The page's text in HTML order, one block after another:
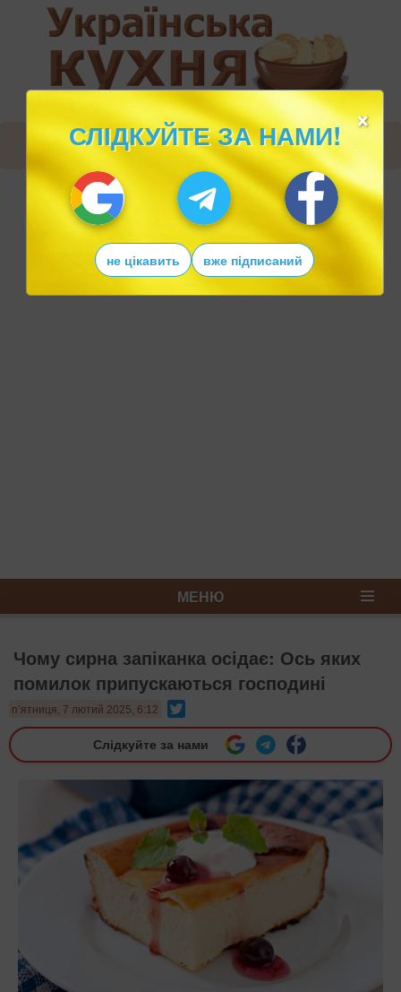
МЕНЮ
Чому сирна запіканка осідає: Ось яких
помилок припускаються господині
п’ятниця, 7 лютий 2025, 6:12
Слідкуйте за нами
×
СЛІДКУЙТЕ ЗА НАМИ!
не цікавить вже підписаний